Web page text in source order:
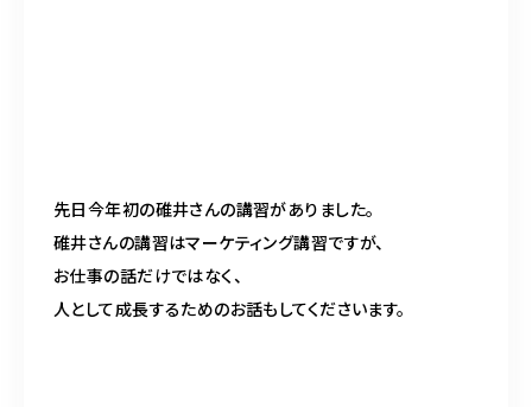
先日今年初の碓井さんの講習がありました。
碓井さんの講習はマーケティング講習ですが、
お仕事の話だけではなく、
人として成長するためのお話もしてくださいます。